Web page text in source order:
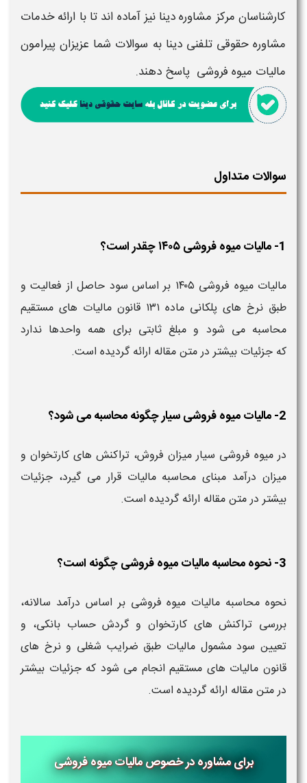
کارشناسان مرکز مشاوره دینا نیز آماده اند تا با ارائه خدمات
مشاوره حقوقی تلفنی دینا به سوالات شما عزیزان پیرامون
مالیات میوه فروشی پاسخ دهند.
سوالات متداول
1- مالیات میوه فروشی ۱۴۰۵ چقدر است؟
مالیات میوه فروشی ۱۴۰۵ بر اساس سود حاصل از فعالیت و
طبق نرخ های پلکانی ماده ۱۳۱ قانون مالیات های مستقیم
محاسبه می شود و مبلغ ثابتی برای همه واحدها ندارد
که جزئیات بیشتر در متن مقاله ارائه گردیده است.
2- مالیات میوه فروشی سیار چگونه محاسبه می شود؟
در میوه فروشی سیار میزان فروش، تراکنش های کارتخوان و
میزان درآمد مبنای محاسبه مالیات قرار می گیرد، جزئیات
بیشتر در متن مقاله ارائه گردیده است.
3- نحوه محاسبه مالیات میوه فروشی چگونه است؟
نحوه محاسبه مالیات میوه فروشی بر اساس درآمد سالانه،
بررسی تراکنش های کارتخوان و گردش حساب بانکی، و
تعیین سود مشمول مالیات طبق ضرایب شغلی و نرخ های
قانون مالیات های مستقیم انجام می شود که جزئیات بیشتر
در متن مقاله ارائه گردیده است.
برای مشاوره در خصوص مالیات میوه فروشی